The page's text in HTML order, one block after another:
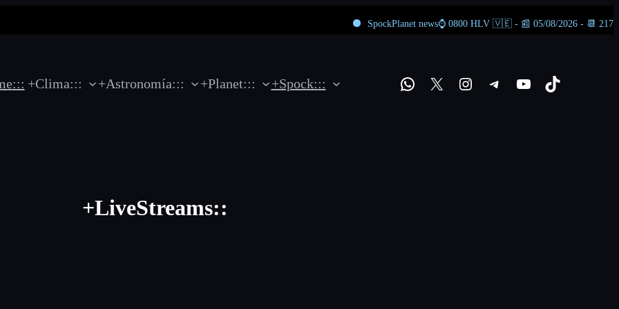
SpockPlanet news⌚ 0800 HLV 🇻🇪 - 📰 05/08/2026 - 📆 217 ⬆️
+Clima::: +Astronomía::: +Planet::: +Spock::: WhatsApp
X Instagram
Telegram
YouTube
TikTok
+LiveStreams::